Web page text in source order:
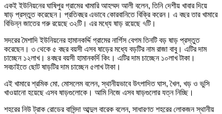
একই ইউনিয়নের ঘাষিপুর গ্রামের খামারি আহম্মদ আলী বলেন, তিনি দেশীয় খাবার দিয়ে
ষাড় প্রস্তুত করেছেন। প্রতিবছর এভাবে কোরবানিতে বিক্রি করেন। এ বছর তার খামারে
বিভিন্ন জাতের গরু রয়েছে ৩২টি। এর মধ্যে ষাড় রয়েছে ৭টি।
সদরের মৈশাদি ইউনিয়নের হামানকর্দ্দি গ্রামের নার্গিস বেগম তিনটি বড় ষাড় প্রস্তুত
করেছেন। ৩ থেকে ৫ বছর বয়সী এসব ষাড়ের মধ্যে বড়টির নাম রাজা বাবু। এটির দাম
চাচ্ছেন ১২লাখ। ৪বছর বয়সী হামানকর্দি কিং। এটির দাম চাচ্ছেন ১০লাখ টাকা।
সবচাইতে ছোট ষাড়টির দাম চাচ্ছেন ৫লাখ টাকা।
এই খামারে শ্রমিক মো. মোসলেম বলেন, স্থানীয়ভাবে উৎপাদিত ঘাস, খৈল, খড় ও ভুসি
খাওয়ানো হয়েছে এসব ষাড়গুলোকে। আমি নিজে এসব ষাড়গুলোর যত্ন নিচ্ছি।
শহরের নিউ ট্রাক রোডের বাসিন্দা আব্দুল বারেক বলেন, সাধারণত শহরের লোকজন স্থানীয়